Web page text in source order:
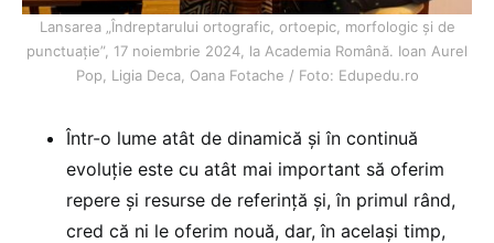
Lansarea „Îndreptarului ortografic, ortoepic, morfologic şi de
punctuaţie”, 17 noiembrie 2024, la Academia Română. Ioan Aurel
Pop, Ligia Deca, Oana Fotache / Foto: Edupedu.ro
Într-o lume atât de dinamică și în continuă
evoluție este cu atât mai important să oferim
repere și resurse de referință și, în primul rând,
cred că ni le oferim nouă, dar, în același timp,